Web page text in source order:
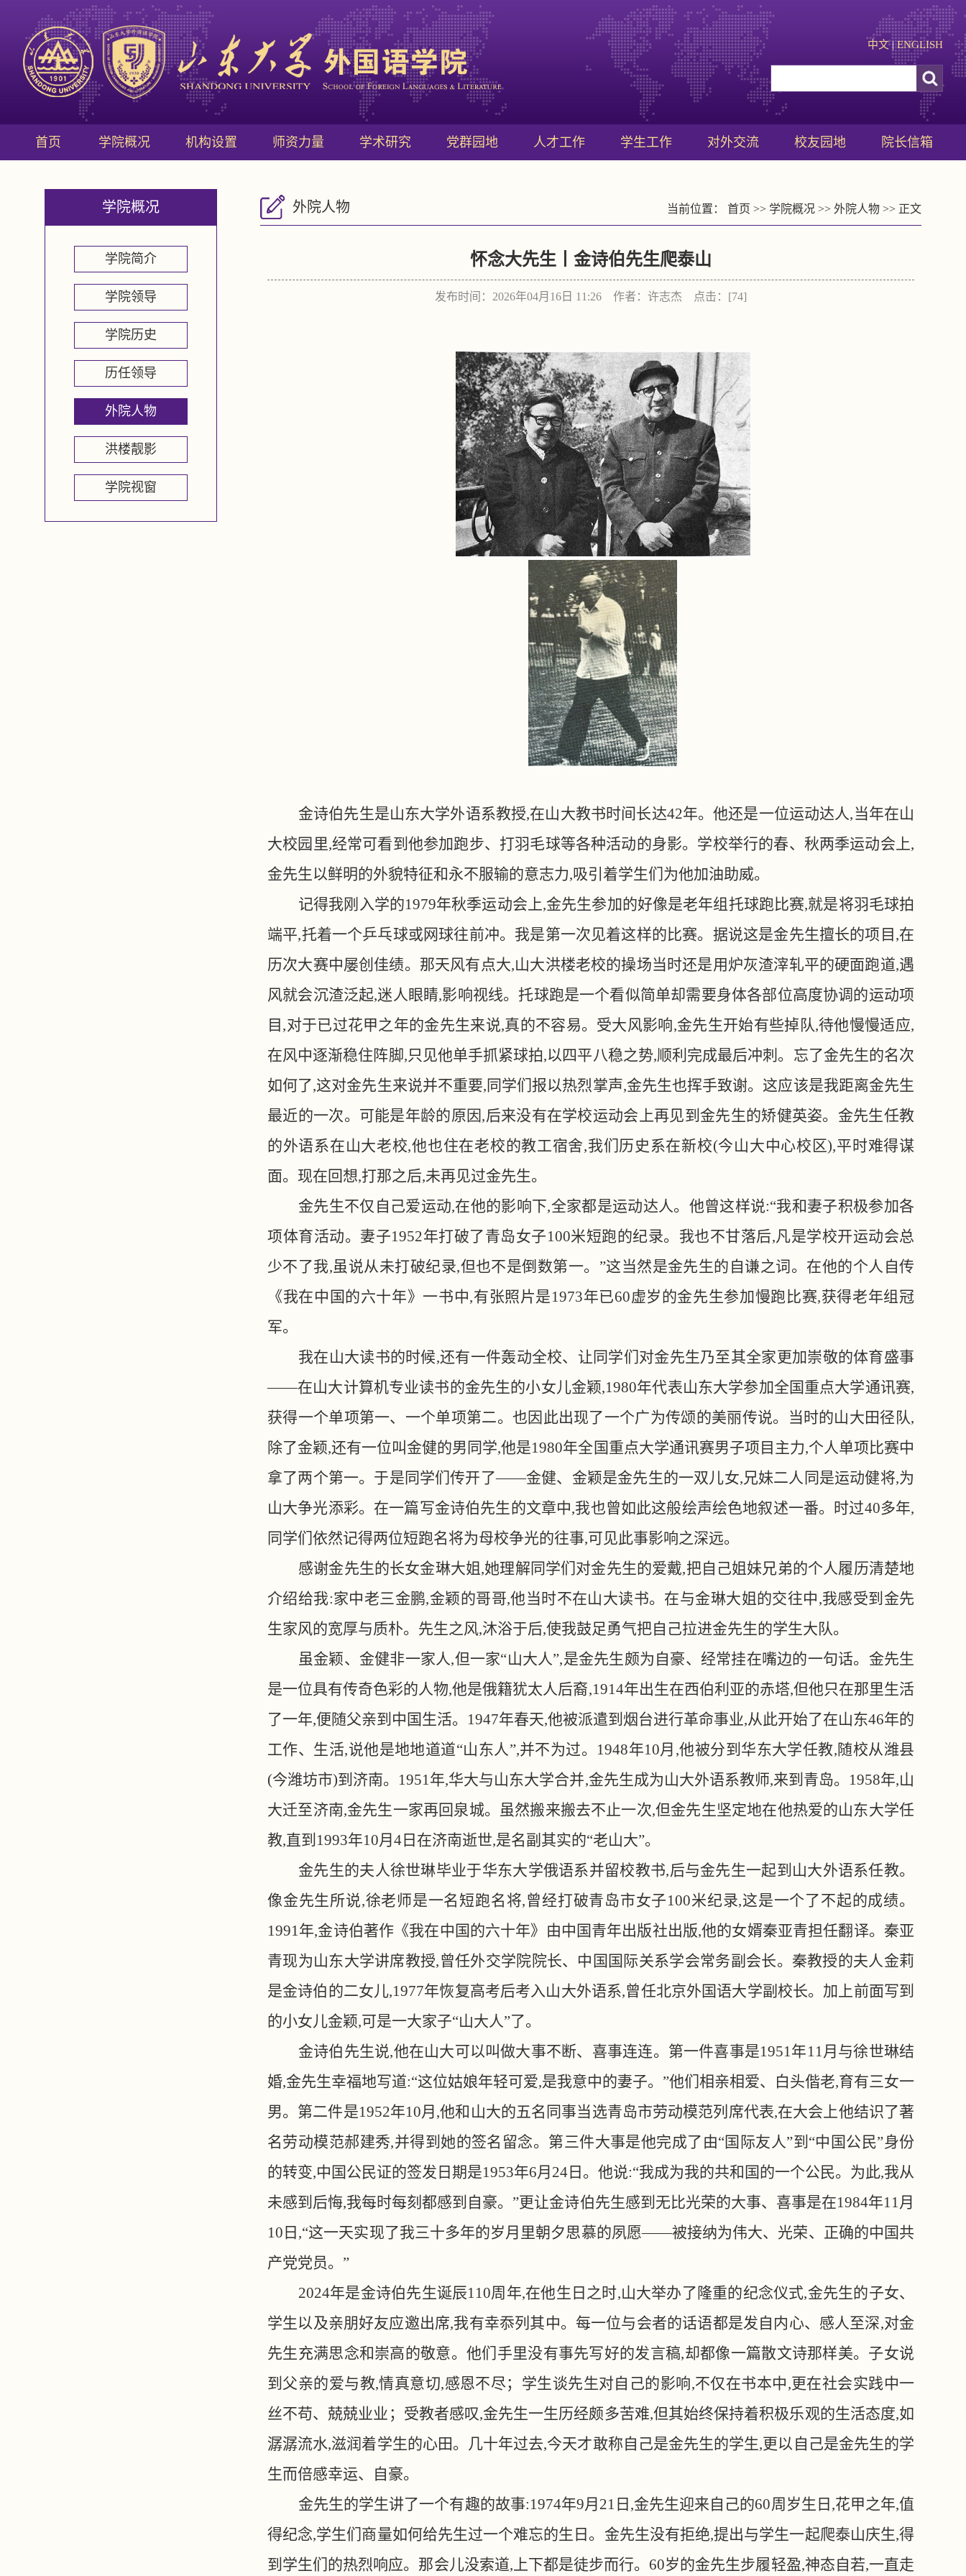
中文|ENGLISH
首页 学院概况 机构设置 师资力量 学术研究 党群园地 人才工作 学生工作 对外交流 校友园地 院长信箱
学院概况
学院简介
学院领导
学院历史
历任领导
外院人物
洪楼靓影
学院视窗
外院人物 当前位置： 首页 >> 学院概况 >> 外院人物 >> 正文
怀念大先生丨金诗伯先生爬泰山
发布时间：2026年04月16日 11:26 作者：许志杰 点击：[74]
金诗伯先生是山东大学外语系教授,在山大教书时间长达42年。他还是一位运动达人,当年在山
大校园里,经常可看到他参加跑步、打羽毛球等各种活动的身影。学校举行的春、秋两季运动会上,
金先生以鲜明的外貌特征和永不服输的意志力,吸引着学生们为他加油助威。
记得我刚入学的1979年秋季运动会上,金先生参加的好像是老年组托球跑比赛,就是将羽毛球拍
端平,托着一个乒乓球或网球往前冲。我是第一次见着这样的比赛。据说这是金先生擅长的项目,在
历次大赛中屡创佳绩。那天风有点大,山大洪楼老校的操场当时还是用炉灰渣滓轧平的硬面跑道,遇
风就会沉渣泛起,迷人眼睛,影响视线。托球跑是一个看似简单却需要身体各部位高度协调的运动项
目,对于已过花甲之年的金先生来说,真的不容易。受大风影响,金先生开始有些掉队,待他慢慢适应,
在风中逐渐稳住阵脚,只见他单手抓紧球拍,以四平八稳之势,顺利完成最后冲刺。忘了金先生的名次
如何了,这对金先生来说并不重要,同学们报以热烈掌声,金先生也挥手致谢。这应该是我距离金先生
最近的一次。可能是年龄的原因,后来没有在学校运动会上再见到金先生的矫健英姿。金先生任教
的外语系在山大老校,他也住在老校的教工宿舍,我们历史系在新校(今山大中心校区),平时难得谋
面。现在回想,打那之后,未再见过金先生。
金先生不仅自己爱运动,在他的影响下,全家都是运动达人。他曾这样说:“我和妻子积极参加各
项体育活动。妻子1952年打破了青岛女子100米短跑的纪录。我也不甘落后,凡是学校开运动会总
少不了我,虽说从未打破纪录,但也不是倒数第一。”这当然是金先生的自谦之词。在他的个人自传
《我在中国的六十年》一书中,有张照片是1973年已60虚岁的金先生参加慢跑比赛,获得老年组冠
军。
我在山大读书的时候,还有一件轰动全校、让同学们对金先生乃至其全家更加崇敬的体育盛事
——在山大计算机专业读书的金先生的小女儿金颖,1980年代表山东大学参加全国重点大学通讯赛,
获得一个单项第一、一个单项第二。也因此出现了一个广为传颂的美丽传说。当时的山大田径队,
除了金颖,还有一位叫金健的男同学,他是1980年全国重点大学通讯赛男子项目主力,个人单项比赛中
拿了两个第一。于是同学们传开了——金健、金颖是金先生的一双儿女,兄妹二人同是运动健将,为
山大争光添彩。在一篇写金诗伯先生的文章中,我也曾如此这般绘声绘色地叙述一番。时过40多年,
同学们依然记得两位短跑名将为母校争光的往事,可见此事影响之深远。
感谢金先生的长女金琳大姐 ,她理解同学们对金先生的爱戴,把自己姐妹兄弟的个人履历清楚地
介绍给我:家中老三金鹏,金颖的哥哥,他当时不在山大读书。在与金琳大姐的交往中,我感受到金先
生家风的宽厚与质朴。先生之风,沐浴于后,使我鼓足勇气把自己拉进金先生的学生大队。
虽金颖、金健非一家人,但一家“山大人”,是金先生颇为自豪、经常挂在嘴边的一句话。金先生
是一位具有传奇色彩的人物,他是俄籍犹太人后裔,1914年出生在西伯利亚的赤塔,但他只在那里生活
了一年,便随父亲到中国生活。1947年春天,他被派遣到烟台进行革命事业,从此开始了在山东46年的
工作、生活,说他是地地道道“山东人”,并不为过。1948年10月,他被分到华东大学任教,随校从潍县
(今潍坊市)到济南。1951年,华大与山东大学合并,金先生成为山大外语系教师,来到青岛。1958年,山
大迁至济南,金先生一家再回泉城。虽然搬来搬去不止一次,但金先生坚定地在他热爱的山东大学任
教,直到1993年10月4日在济南逝世,是名副其实的“老山大”。
金先生的夫人徐世琳毕业于华东大学俄语系并留校教书,后与金先生一起到山大外语系任教。
像金先生所说,徐老师是一名短跑名将,曾经打破青岛市女子100米纪录,这是一个了不起的成绩。
1991年,金诗伯著作《我在中国的六十年》由中国青年出版社出版,他的女婿秦亚青担任翻译。秦亚
青现为山东大学讲席教授,曾任外交学院院长、中国国际关系学会常务副会长。秦教授的夫人金莉
是金诗伯的二女儿,1977年恢复高考后考入山大外语系,曾任北京外国语大学副校长。加上前面写到
的小女儿金颖,可是一大家子“山大人”了。
金诗伯先生说,他在山大可以叫做大事不断、喜事连连。第一件喜事是1951年11月与徐世琳结
婚,金先生幸福地写道:“这位姑娘年轻可爱,是我意中的妻子。”他们相亲相爱、白头偕老,育有三女一
男。第二件是1952年10月,他和山大的五名同事当选青岛市劳动模范列席代表,在大会上他结识了著
名劳动模范郝建秀,并得到她的签名留念。第三件大事是他完成了由“国际友人”到“中国公民”身份
的转变,中国公民证的签发日期是1953年6月24日。他说:“我成为我的共和国的一个公民。为此,我从
未感到后悔,我每时每刻都感到自豪。”更让金诗伯先生感到无比光荣的大事、喜事是在1984年11月
10日,“这一天实现了我三十多年的岁月里朝夕思慕的夙愿——被接纳为伟大、光荣、正确的中国共
产党党员。”
2024年是金诗伯先生诞辰110周年,在他生日之时,山大举办了隆重的纪念仪式,金先生的子女、
学生以及亲朋好友应邀出席,我有幸忝列其中。每一位与会者的话语都是发自内心、感人至深,对金
先生充满思念和崇高的敬意。他们手里没有事先写好的发言稿,却都像一篇散文诗那样美。子女说
到父亲的爱与教,情真意切,感恩不尽；学生谈先生对自己的影响,不仅在书本中,更在社会实践中一
丝不苟、兢兢业业；受教者感叹,金先生一生历经颇多苦难,但其始终保持着积极乐观的生活态度,如
潺潺流水,滋润着学生的心田。几十年过去,今天才敢称自己是金先生的学生,更以自己是金先生的学
生而倍感幸运、自豪。
金先生的学生讲了一个有趣的故事:1974年9月21日,金先生迎来自己的60周岁生日,花甲之年,值
得纪念,学生们商量如何给先生过一个难忘的生日。金先生没有拒绝,提出与学生一起爬泰山庆生,得
到学生们的热烈响应。那会儿没索道,上下都是徒步而行。60岁的金先生步履轻盈,神态自若,一直走